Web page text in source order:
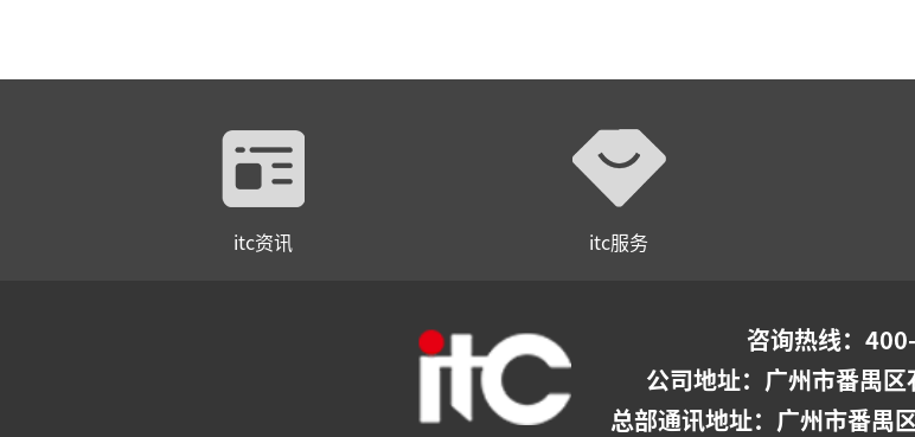
itc资讯 itc服务
咨询热线：
公司地址： 广州市番禺
总部通讯地址：广州市番禺